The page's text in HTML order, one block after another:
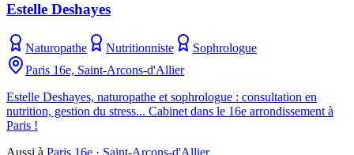
Estelle Deshayes
Naturopathe Nutritionniste
Sophrologue
Paris 16e, Saint-Arcons-d'Allier
Estelle Deshayes, naturopathe et sophrologue : consultation en
nutrition, gestion du stress... Cabinet dans le 16e arrondissement à
Paris !
Aussi à Paris 16e · Saint-Arcons-d'Allier